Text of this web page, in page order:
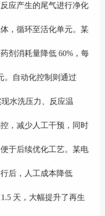
应产生的尾气进行净化
，循环至活化单元。某
剂消耗量降低 60%，每
。自动化控制则通过
水洗压力、反应温
，减少人工干预，同时
于后续优化工艺。某电
后，人工成本降低
天，大幅提升了再生